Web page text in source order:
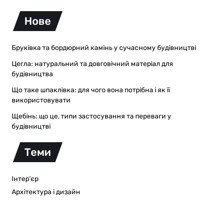
Нове
Бруківка та бордюрний камінь у сучасному будівництві
Цегла: натуральний та довговічний матеріал для
будівництва
Що таке шпаклівка: для чого вона потрібна і як її
використовувати
Щебінь: що це, типи застосування та переваги у
будівництві
Теми
Інтер’єр
Архітектура і дизайн